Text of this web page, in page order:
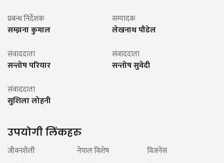
प्रबन्ध निर्देशक
सम्झना कुमाल
सम्पादक
लेखनाथ पौडेल
संवाददाता
सन्तोष परियार
संवाददाता
सन्तोष सुवेदी
संवाददाता
सुशिला लोहनी
उपयोगी लिंकहरु
जीवनशैली नेपाल विशेष
विजनेस